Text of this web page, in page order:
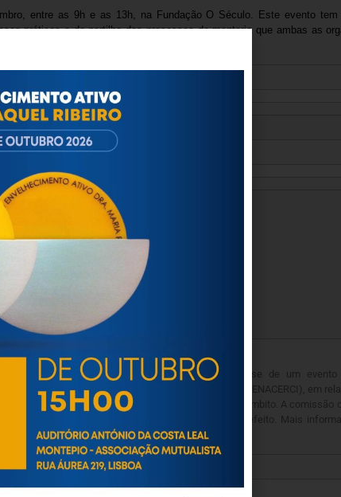
entre as 9h e as 13h, na Fundação O Século. Este evento
práticos e de partilha dos processos de mentoria que ambas as
o Dia Municipal para a Igualdade 2016. Trata-se de um evento
da CPV (ANIMAR, APAV, Cáritas Portuguesa, FENACERCI), em
esta data, promovendo iniciativas diversas neste âmbito. A comissão
numa base de dados existente para o efeito. Mais